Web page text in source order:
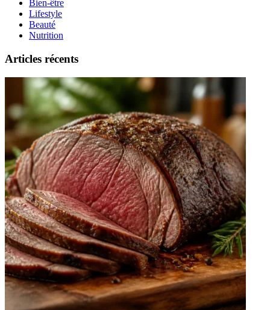
Bien-être
Lifestyle
Beauté
Nutrition
Articles récents